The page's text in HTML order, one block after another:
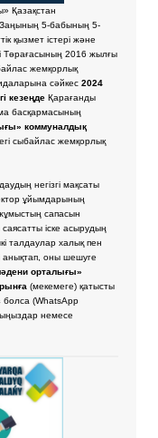
Қазақстан
5-бабының 5-
қызмет істері және
Төрағасының 2016 жылғы
жемқорлық
сәйкес2024
кезеңде Қарағанды
басқармасының
коммуналдық
сыбайлас жемқорлық
негізгі мақсаты
ұйымдарының
сапасын
іске асырудың
талдаулар халық пен
анықтап, оны шешуге
орталығы»
(мекемеге) қатысты
болса (WhatsApp
немесе